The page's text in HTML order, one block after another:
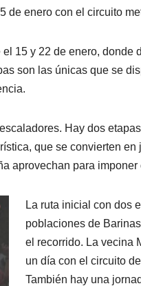
de enero con el circuito
15 y 22 de enero, donde
son las únicas que se
Hay dos
que se convierten
aprovechan para
La ruta inicial con dos
poblaciones de
el recorrido. La vecina
un día con el circuito
También hay una